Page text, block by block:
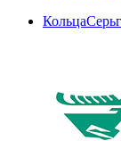
Кольца